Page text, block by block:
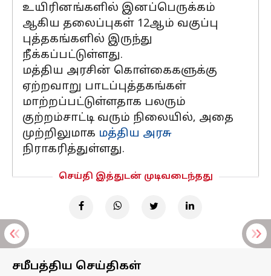
உயிரினங்களில் இனப்பெருக்கம்
ஆகிய தலைப்புகள் 12ஆம் வகுப்பு
புத்தகங்களில் இருந்து
நீக்கப்பட்டுள்ளது.
மத்திய அரசின் கொள்கைகளுக்கு
ஏற்றவாறு பாடப்புத்தகங்கள்
மாற்றப்பட்டுள்ளதாக பலரும்
குற்றம்சாட்டி வரும் நிலையில், அதை
முற்றிலுமாக மத்திய அரசு
நிராகரித்துள்ளது.
செய்தி இத்துடன் முடிவடைந்தது
சமீபத்திய செய்திகள்